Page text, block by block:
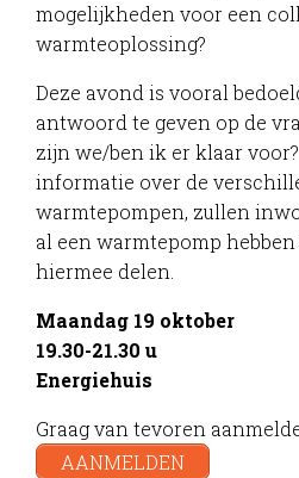
mogelijkheden voor een
warmteoplossing?
Deze avond is vooral
antwoord te geven op de
zijn we/ben ik er klaar
informatie over de
warmtepompen, zullen
al een warmtepomp
hiermee delen.
Maandag 19 oktober
19.30-21.30 u
Energiehuis
Graag van tevoren
AANMELDEN